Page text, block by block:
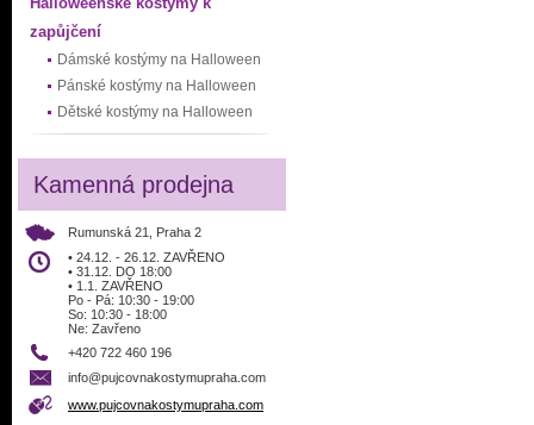
zapůjčení
Dámské kostýmy na Halloween
Pánské kostýmy na Halloween
Dětské kostýmy na Halloween
Kamenná prodejna
Rumunská 21, Praha 2
• 24.12. - 26.12. ZAVŘENO
• 31.12. DO 18:00
• 1.1. ZAVŘENO
Po - Pá: 10:30 - 19:00
So: 10:30 - 18:00
Ne: Zavřeno
+420 722 460 196
info@pujcovnakostymupraha.com
www.pujcovnakostymupraha.com